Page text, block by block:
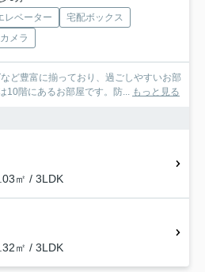
レベーター
宅配ボックス
メラ
ど豊富に揃っており、過ごしやすいお部
10階にあるお部屋です。防... もっと見る
㎡ / 3LDK
㎡ / 3LDK